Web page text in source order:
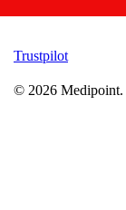
Trustpilot
© 2026 Medipoint.